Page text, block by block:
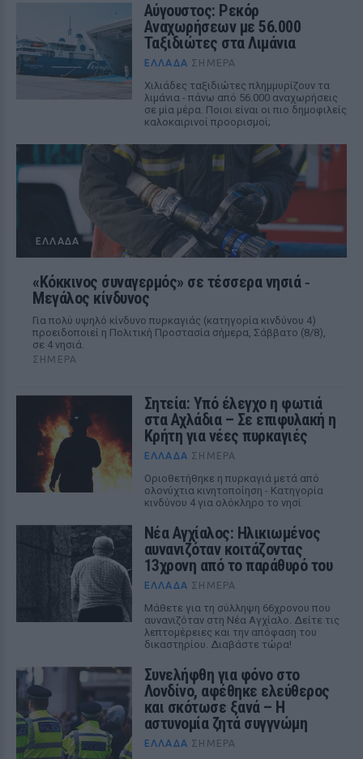
Αύγουστος: Ρεκόρ
Αναχωρήσεων με 56.000
Ταξιδιώτες στα Λιμάνια
ΕΛΛΆΔΑ ΣΉΜΕΡΑ
Χιλιάδες ταξιδιώτες πλημμυρίζουν τα
λιμάνια - πάνω από 56.000 αναχωρήσεις
σε μία μέρα. Ποιοι είναι οι πιο δημοφιλείς
καλοκαιρινοί προορισμοί;
ΕΛΛΆΔΑ
«Κόκκινος συναγερμός» σε τέσσερα νησιά ‑
Μεγάλος κίνδυνος
Για πολύ υψηλό κίνδυνο πυρκαγιάς (κατηγορία κινδύνου 4)
προειδοποιεί η Πολιτική Προστασία σήμερα, Σάββατο (8/8),
σε 4 νησιά.
ΣΉΜΕΡΑ
Σητεία: Υπό έλεγχο η φωτιά
στα Αχλάδια – Σε επιφυλακή η
Κρήτη για νέες πυρκαγιές
ΕΛΛΆΔΑ ΣΉΜΕΡΑ
Οριοθετήθηκε η πυρκαγιά μετά από
ολονύχτια κινητοποίηση - Κατηγορία
κινδύνου 4 για ολόκληρο το νησί
Νέα Αγχίαλος: Ηλικιωμένος
αυνανιζόταν κοιτάζοντας
13χρονη από το παράθυρό του
ΕΛΛΆΔΑ ΣΉΜΕΡΑ
Μάθετε για τη σύλληψη 66χρονου που
αυνανιζόταν στη Νέα Αγχίαλο. Δείτε τις
λεπτομέρειες και την απόφαση του
δικαστηρίου. Διαβάστε τώρα!
Συνελήφθη για φόνο στο
Λονδίνο, αφέθηκε ελεύθερος
και σκότωσε ξανά – Η
αστυνομία ζητά συγγνώμη
ΕΛΛΆΔΑ ΣΉΜΕΡΑ